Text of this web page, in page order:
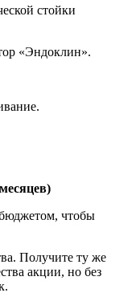
стойки
«Эндоклин».
чтобы
Получите ту же
акции, но без